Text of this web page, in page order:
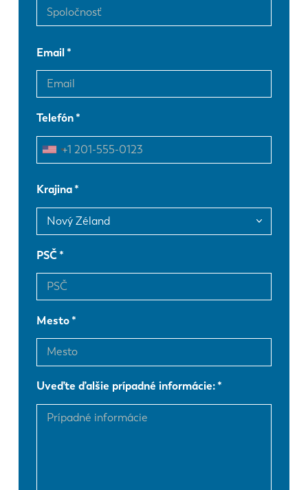
Email
Telefón
Krajina
PSČ
Mesto
Uveďte ďalšie prípadné informácie:
EN
FR
ES
KO CN